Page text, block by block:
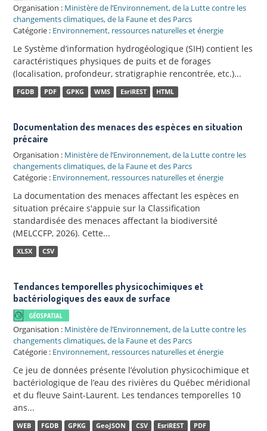
Organisation : Ministère de l’Environnement, de la Lutte contre les
changements climatiques, de la Faune et des Parcs
Catégorie : Environnement, ressources naturelles et énergie
Le Système d’information hydrogéologique (SIH) contient les
caractéristiques physiques de puits et de forages
(localisation, profondeur, stratigraphie rencontrée, etc.)...
FGDB PDF GPKG WMS EsriREST HTML
Documentation des menaces des espèces en situation
précaire
Organisation : Ministère de l’Environnement, de la Lutte contre les
changements climatiques, de la Faune et des Parcs
Catégorie : Environnement, ressources naturelles et énergie
La documentation des menaces affectant les espèces en
situation précaire s'appuie sur la Classification
standardisée des menaces affectant la biodiversité
(MELCCFP, 2026). Cette...
XLSX CSV
Tendances temporelles physicochimiques et
bactériologiques des eaux de surface
Organisation : Ministère de l’Environnement, de la Lutte contre les
changements climatiques, de la Faune et des Parcs
Catégorie : Environnement, ressources naturelles et énergie
Ce jeu de données présente l’évolution physicochimique et
bactériologique de l’eau des rivières du Québec méridional
et du fleuve Saint-Laurent. Les tendances temporelles 10
ans...
WEB FGDB GPKG GeoJSON CSV EsriREST PDF